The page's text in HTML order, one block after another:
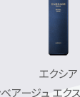
エクシア
アージュ エク